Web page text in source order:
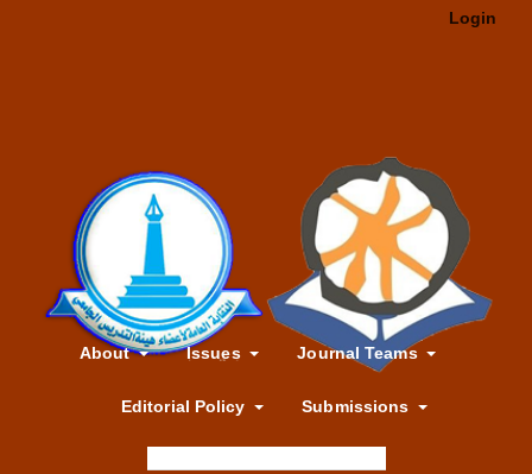
About Issues Journal Teams
Editorial Policy Submissions
Login